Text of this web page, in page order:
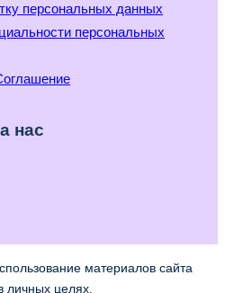
персональных данных
персональных
нас
материалов сайта
личных целях.